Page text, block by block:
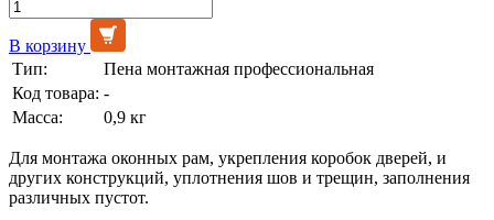
В корзину
Тип:
Пена монтажная профессиональная
Код товара: -
Масса:
0,9 кг
Для монтажа оконных рам, укрепления коробок дверей, и
других конструкций, уплотнения шов и трещин, заполнения
различных пустот.